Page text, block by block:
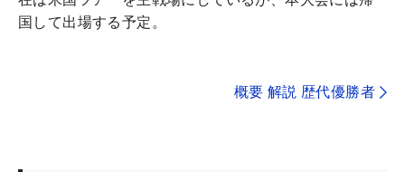
国して出場する予定。
概要 解説 歴代優勝者